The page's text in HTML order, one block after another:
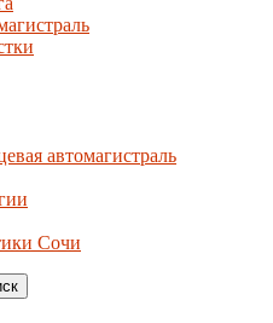
автомагистраль
Сочи